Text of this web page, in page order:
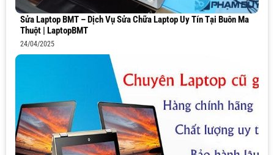
Sửa Laptop BMT – Dịch Vụ Sửa Chữa Laptop Uy Tín Tại Buôn Ma
Thuột | LaptopBMT
24/04/2025